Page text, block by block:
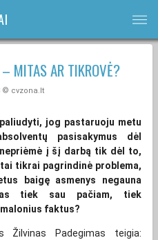
bars
MITAS AR TIKROVĖ?
© cvzona.lt
jog pastaruoju metu
pasisakymus dėl
į šį darbą tik dėl to,
tikrai pagrindinė problema,
baigę asmenys negauna
tiek sau pačiam, tiek
faktus?
Žilvinas Padegimas teigia: